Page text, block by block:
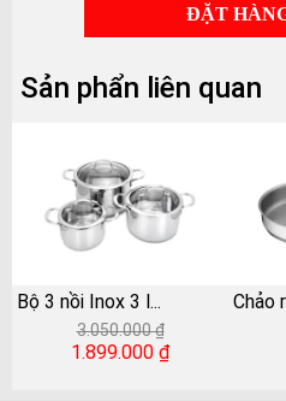
ĐẶT
Sản phẩn liên quan
Bộ 3 nồi Inox 3 l...
3.050.000 ₫
1.899.000 ₫
Chảo